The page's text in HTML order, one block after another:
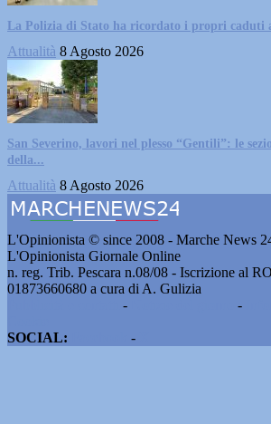
La Polizia di Stato ha ricordato i propri caduti
Attualità 8 Agosto 2026
San Severino, lavori nel plesso “Gentili”: le
della...
Attualità 8 Agosto 2026
L'Opinionista © since 2008 - Marche News
L'Opinionista Giornale Online
n. reg. Trib. Pescara n.08/08 - Iscrizione al
01873660680 a cura di A. Gulizia
- -
SOCIAL:
-